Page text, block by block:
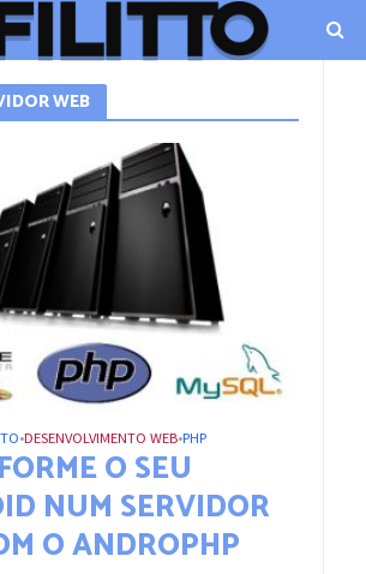
WEB
•DESENVOLVIMENTO WEB•PHP
O SEU
NUM SERVIDOR
O ANDROPHP